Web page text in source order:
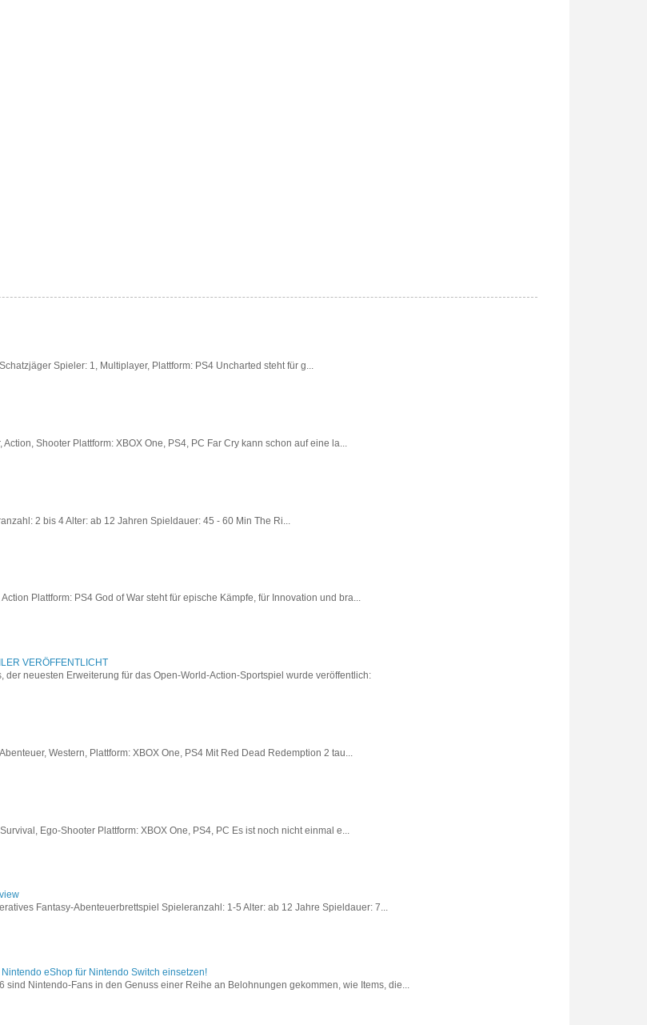
Spieler: 1, Multiplayer, Plattform: PS4 Uncharted steht für g...
Shooter Plattform: XBOX One, PS4, PC Far Cry kann schon auf eine la...
2 bis 4 Alter: ab 12 Jahren Spieldauer: 45 - 60 Min The Ri...
Plattform: PS4 God of War steht für epische Kämpfe, für Innovation und bra...
VERÖFFENTLICHT
der neuesten Erweiterung für das Open-World-Action-Sportspiel wurde veröffentlich:
Western, Plattform: XBOX One, PS4 Mit Red Dead Redemption 2 tau...
Ego-Shooter Plattform: XBOX One, PS4, PC Es ist noch nicht einmal e...
Fantasy-Abenteuerbrettspiel Spieleranzahl: 1-5 Alter: ab 12 Jahre Spieldauer: 7...
eShop für Nintendo Switch einsetzen!
sind Nintendo-Fans in den Genuss einer Reihe an Belohnungen gekommen, wie Items, die...